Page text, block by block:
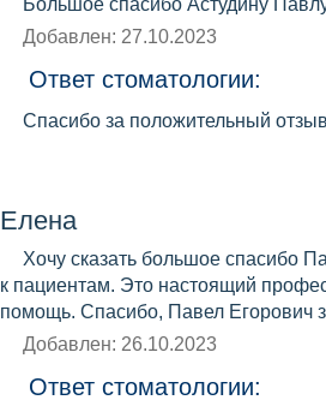
Большое спасибо Астудину
Добавлен: 27.10.2023
Ответ стоматологии:
Спасибо за положительный
Елена
Хочу сказать большое спасибо
к пациентам. Это настоящий
помощь. Спасибо, Павел Егорович
Добавлен: 26.10.2023
Ответ стоматологии: